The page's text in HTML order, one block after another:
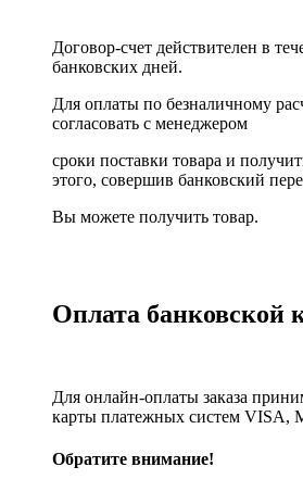
Договор-счет действителен в
банковских дней.
Для оплаты по безналичному
согласовать с менеджером
сроки поставки товара и
этого, совершив банковский
Вы можете получить товар.
Оплата банковской
Для онлайн-оплаты заказа
карты платежных систем VISA,
Обратите внимание!